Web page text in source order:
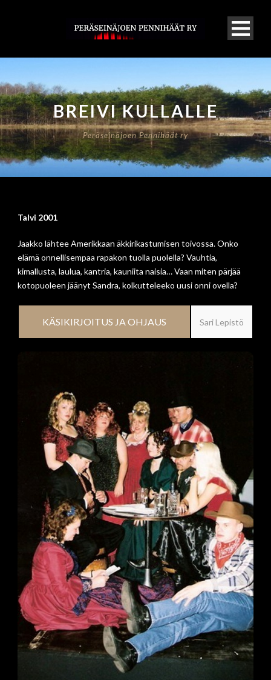
BREIVI KULLALLE
Peräseinäjoen Pennihäät ry
Talvi 2001
Jaakko lähtee Amerikkaan äkkirikastumisen toivossa. Onko
elämä onnellisempaa rapakon tuolla puolella? Vauhtia,
kimallusta, laulua, kantria, kauniita naisia… Vaan miten pärjää
kotopuoleen jäänyt Sandra, kolkutteleeko uusi onni ovella?
KÄSIKIRJOITUS JA OHJAUS Sari Lepistö